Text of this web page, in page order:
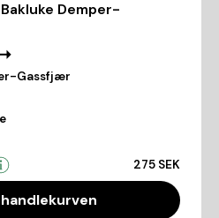
Demper-
Gassfjær
275 SEK